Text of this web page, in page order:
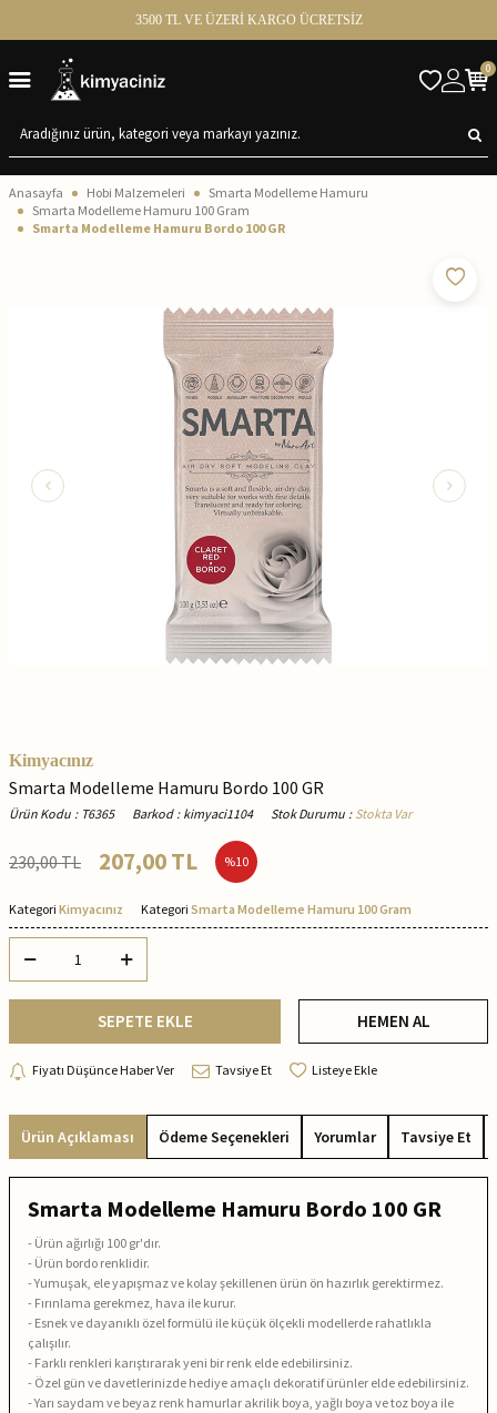
3500 TL VE ÜZERİ KARGO ÜCRETSİZ
0
Anasayfa Hobi Malzemeleri
Smarta Modelleme Hamuru
Smarta Modelleme Hamuru 100 Gram
Smarta Modelleme Hamuru Bordo 100 GR
Kimyacınız
Smarta Modelleme Hamuru Bordo 100 GR
Ürün Kodu : T6365 Barkod : kimyaci1104 Stok Durumu : Stokta Var
230,00TL 207,00TL %10
Kategori Kimyacınız Kategori Smarta Modelleme Hamuru 100 Gram
SEPETE EKLE HEMEN AL
Fiyatı Düşünce Haber Ver Tavsiye Et Listeye Ekle
Ürün Açıklaması Ödeme Seçenekleri Yorumlar Tavsiye Et
Smarta Modelleme Hamuru Bordo 100 GR
- Ürün ağırlığı 100 gr'dır.
- Ürün bordo renklidir.
- Yumuşak, ele yapışmaz ve kolay şekillenen ürün ön hazırlık gerektirmez.
- Fırınlama gerekmez, hava ile kurur.
- Esnek ve dayanıklı özel formülü ile küçük ölçekli modellerde rahatlıkla
çalışılır.
- Farklı renkleri karıştırarak yeni bir renk elde edebilirsiniz.
- Özel gün ve davetlerinizde hediye amaçlı dekoratif ürünler elde edebilirsiniz.
- Yarı saydam ve beyaz renk hamurlar akrilik boya, yağlı boya ve toz boya ile